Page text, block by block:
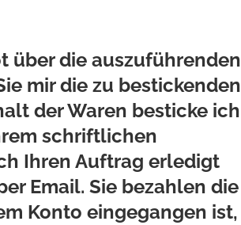
über die auszuführenden
mir die zu bestickenden
der Waren besticke ich
schriftlichen
Ihren Auftrag erledigt
Email. Sie bezahlen die
Konto eingegangen ist,